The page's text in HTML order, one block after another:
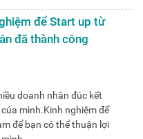
để Start up từ
đã thành công
doanh nhân đúc kết
mình.Kinh nghiệm để
để bạn có thể thuận lợi